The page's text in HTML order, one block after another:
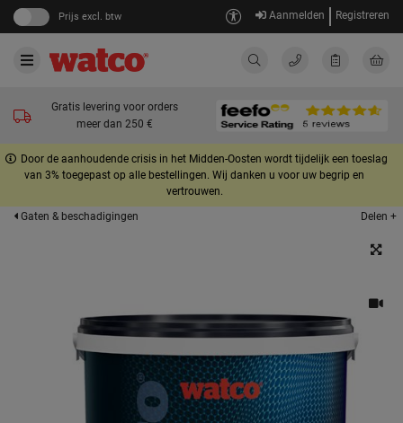
Prijs excl. btw Aanmelden Registreren
Gratis levering voor orders
meer dan 250 €
Door de aanhoudende crisis in het Midden-Oosten wordt tijdelijk een toeslag
van 3% toegepast op alle bestellingen. Wij danken u voor uw begrip en
vertrouwen.
Gaten & beschadigingen
Delen +